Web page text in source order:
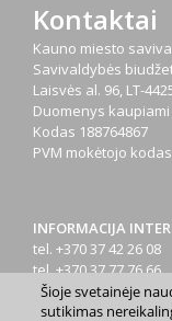
Kontaktai
Kauno miesto
Savivaldybės
Laisvės al. 96, LT-
Duomenys
Kodas 188764867
PVM mokėtojo kodas
INFORMACIJA
tel. +370 37 42 26 08
tel. +370 37 77 76 66
tel. +370 660 07000
el. p.info@kaunas.lt
Šioje svetainėje
sutikimas